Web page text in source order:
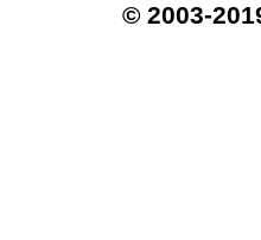
© 2003-